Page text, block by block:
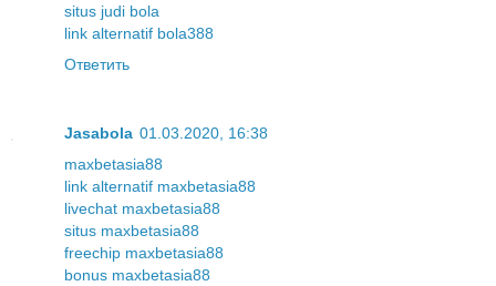
situs judi bola
link alternatif bola388
Ответить
Jasabola 01.03.2020, 16:38
maxbetasia88
link alternatif maxbetasia88
livechat maxbetasia88
situs maxbetasia88
freechip maxbetasia88
bonus maxbetasia88